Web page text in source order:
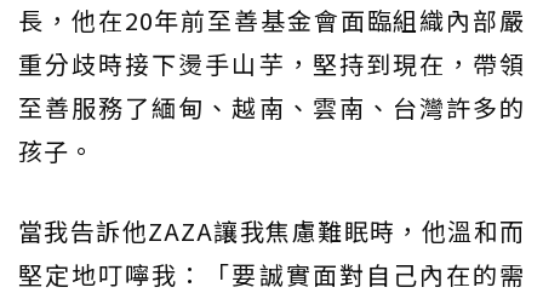
長，他在20年前至善基金會面臨組織內部嚴
重分歧時接下燙手山芋，堅持到現在，帶領
至善服務了緬甸、越南、雲南、台灣許多的
孩子。
當我告訴他ZAZA讓我焦慮難眠時，他溫和而
堅定地叮嚀我：「要誠實面對自己內在的需